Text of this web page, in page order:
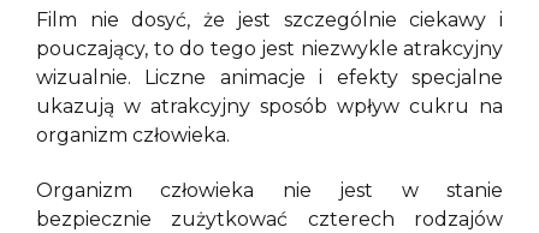
Film nie dosyć, że jest szczególnie ciekawy i
pouczający, to do tego jest niezwykle atrakcyjny
wizualnie. Liczne animacje i efekty specjalne
ukazują w atrakcyjny sposób wpływ cukru na
organizm człowieka.
Organizm człowieka nie jest w stanie
bezpiecznie zużytkować czterech rodzajów